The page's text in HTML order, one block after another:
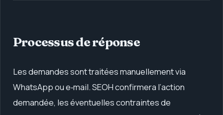
Processus de réponse
Les demandes sont traitées manuellement via
WhatsApp ou e‑mail. SEOH confirmera l’action
demandée, les éventuelles contraintes de